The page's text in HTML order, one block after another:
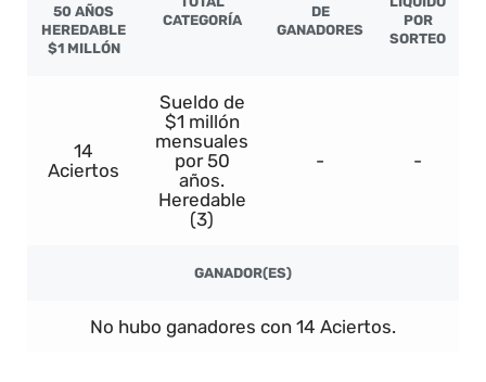
50 AÑOS
HEREDABLE
$1 MILLÓN
CATEGORÍA
DE
GANADORES
POR
SORTEO
14
Aciertos
Sueldo de
$1 millón
mensuales
por 50
años.
Heredable
(3)
- -
GANADOR(ES)
No hubo ganadores con 14 Aciertos.